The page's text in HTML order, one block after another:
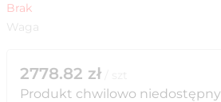
Brak
Waga
2778.82 zł
Produkt chwilowo niedostępny